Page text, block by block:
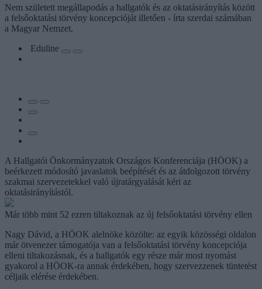
Nem született megállapodás a hallgatók és az oktatásirányítás között
a felsőoktatási törvény koncepcióját illetően - írta szerdai számában
a Magyar Nemzet.
Eduline
A Hallgatói Önkormányzatok Országos Konferenciája (HÖOK) a
beérkezett módosító javaslatok beépítését és az átdolgozott törvény
szakmai szervezetekkel való újratárgyalását kéri az
oktatásirányítástól.
Már több mint 52 ezren tiltakoznak az új felsőoktatási törvény ellen
Nagy Dávid, a HÖOK alelnöke közölte: az egyik közösségi oldalon
már ötvenezer támogatója van a felsőoktatási törvény koncepciója
elleni tiltakozásnak, és a hallgatók egy része már most nyomást
gyakorol a HÖOK-ra annak érdekében, hogy szervezzenek tüntetést
céljaik elérése érdekében.